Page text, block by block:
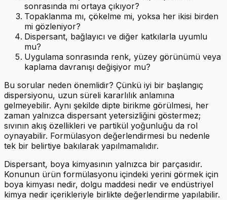
sonrasında mı ortaya çıkıyor?
Topaklanma mı, çökelme mi, yoksa her ikisi birden
mi gözleniyor?
Dispersant, bağlayıcı ve diğer katkılarla uyumlu
mu?
Uygulama sonrasında renk, yüzey görünümü veya
kaplama davranışı değişiyor mu?
Bu sorular neden önemlidir? Çünkü iyi bir başlangıç
dispersiyonu, uzun süreli kararlılık anlamına
gelmeyebilir. Aynı şekilde dipte birikme görülmesi, her
zaman yalnızca dispersant yetersizliğini göstermez;
sıvının akış özellikleri ve partikül yoğunluğu da rol
oynayabilir. Formülasyon değerlendirmesi bu nedenle
tek bir belirtiye bakılarak yapılmamalıdır.
Dispersant, boya kimyasının yalnızca bir parçasıdır.
Konunun ürün formülasyonu içindeki yerini görmek için
boya kimyası nedir, dolgu maddesi nedir ve endüstriyel
kimya nedir içerikleriyle birlikte değerlendirme yapılabilir.